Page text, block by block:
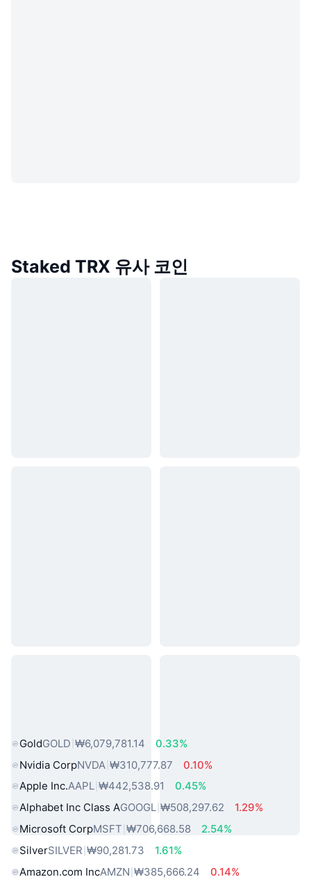
Staked TRX 유사 코인
GoldGOLD ₩6,079,781.14
0.33%
Nvidia CorpNVDA ₩310,777.87
0.10%
Apple Inc.AAPL ₩442,538.91
0.45%
Alphabet Inc Class AGOOGL ₩508,297.62
1.29%
Microsoft CorpMSFT ₩706,668.58
2.54%
SilverSILVER ₩90,281.73
1.61%
Amazon.com IncAMZN ₩385,666.24 0.14%